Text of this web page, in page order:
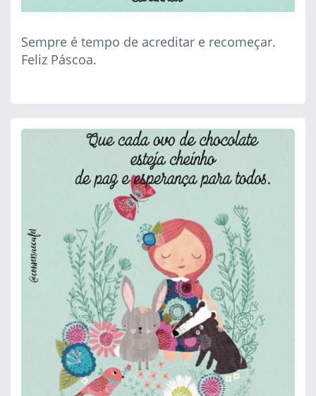
Sempre é tempo de acreditar e recomeçar.
Feliz Páscoa.